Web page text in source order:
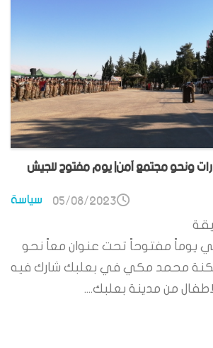
ونحو مجتمع آمن| يوم مفتوح للجيش
سياسة 05/08/2023
يوماً مفتوحاً تحت عنوان معاً نحو
محمد مكي في بعلبك شارك فيه
من مدينة بعلبك....